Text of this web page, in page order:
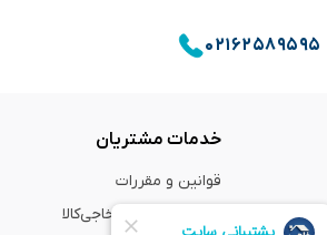
۰۲۱۶۲۵۸۹۵۹۵
خدمات مشتریان
قوانین و مقررات
راهنمای خرید از خاجی‌کالا